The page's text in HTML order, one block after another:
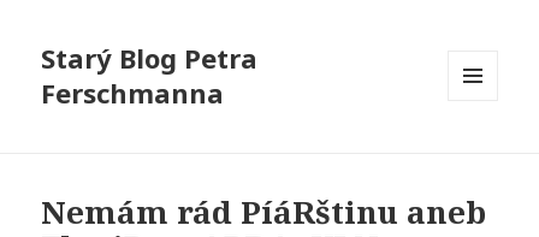
Starý Blog Petra
Ferschmanna
Nemám rád PíáRštinu aneb